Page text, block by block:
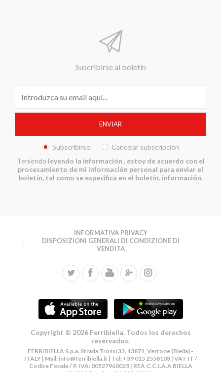
Suscribirse al boletín
Subscribirse
Cancelar subscripción
Teniendo leyendo la información , estoy de acuerdo con el
procesamiento de mi información personal para enviar el
boletín, tal como se especifica en el boletín, información.
INFORMATIVA PRIVACY
DISPOSIZIONI GENERALI DI CONDIZIONE DI
VENDITA
Copyright © 2026 Ferribiella. Todos los derechos
reservados.
FERRIBIELLA S.p.a. Strada Trossi 33, 13871, Verrone (Biella) -
ITALY | Mail: info@ferribiella.it | Tel: +39 015 2558103 | VAT IT /
Codice Fiscale / P. IVA: 00527960025 | REA C.C.I.A.A BIELLA